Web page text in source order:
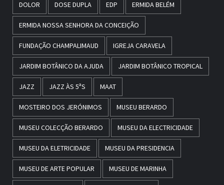
DOLOR DOSE DUPLA EDP ERMIDA BELÉM
ERMIDA NOSSA SENHORA DA CONCEIÇÃO
FUNDAÇÃO CHAMPALIMAUD IGREJA CARAVELA
JARDIM BOTÂNICO DA AJUDA JARDIM BOTÂNICO TROPICAL
JAZZ JAZZ ÀS 5ªS MAAT
MOSTEIRO DOS JERÓNIMOS MUSEU BERARDO
MUSEU COLECÇÃO BERARDO MUSEU DA ELECTRICIDADE
MUSEU DA ELETRICIDADE MUSEU DA PRESIDENCIA
MUSEU DE ARTE POPULAR MUSEU DE MARINHA